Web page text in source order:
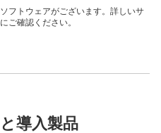
フトウェアがございます。詳しいサ
ご確認ください。
導入製品